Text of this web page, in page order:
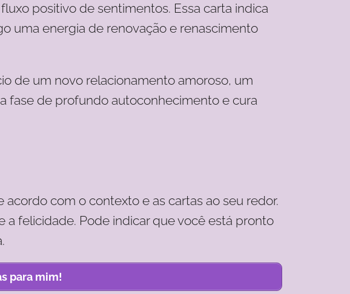
positivo de sentimentos. Essa carta indica
uma energia de renovação e renascimento
de um novo relacionamento amoroso, um
fase de profundo autoconhecimento e cura
com o contexto e as cartas ao seu redor.
felicidade. Pode indicar que você está pronto
para mim!